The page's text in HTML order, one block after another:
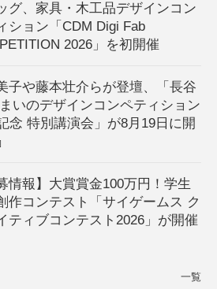
グ、家具・木工品デザインコン
ション「CDM Digi Fab
2026」を初開催
子や藤本壮介らが登壇、「長谷
いのデザインコンペティション
念 特別講演会」が8月19日に開
情報】大賞賞金100万円！学生
作コンテスト「サイゲームス ク
ティブコンテスト2026」が開催
一覧